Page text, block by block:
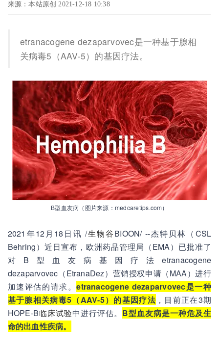
来源：本站原创 2021-12-18 10:38
etranacogene dezaparvovec是一种基于腺相
关病毒5（AAV-5）的基因疗法。
B型血友病（图片来源：medcaretips.com）
2021年12月18日讯 /生物谷BIOON/ --杰特贝林（CSL
Behring）近日宣布，欧洲药品管理局（EMA）已批准了
对B型血友病基因疗法etranacogene
dezaparvovec（EtranaDez）营销授权申请（MAA）进行
加速评估的请求。etranacogene dezaparvovec是一种
基于腺相关病毒5（AAV-5）的基因疗法 ，目前正在3期
HOPE-B临床试验中进行评估。 B型血友病是一种危及生
命的出血性疾病。